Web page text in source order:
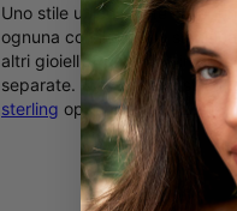
Uno stile unico per te o per
ognuna con il proprio
altri gioielli. Realizzata in
separate. Troverai altri stili di
sterling oppureplaccata in